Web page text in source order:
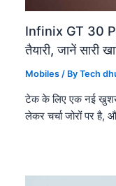
Infinix GT 30
तैयारी, जानें सारी
Mobiles / ByTech
टेक के लिए एक नई
लेकर चर्चा जोरों पर है,